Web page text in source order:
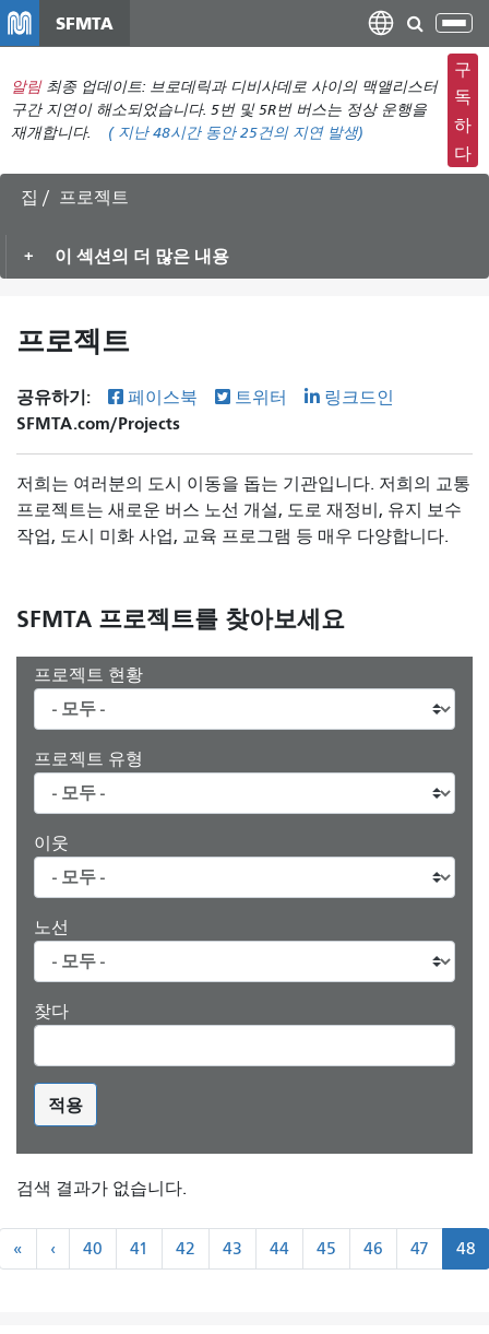
텐
츠
로
건
SFMTA
탐
색
메
뉴
전
환
알림 최종 업데이트: 브로데릭과 디비사데로 사이의 맥앨리스터
구간 지연이 해소되었습니다. 5번 및 5R번 버스는 정상 운행을
재개합니다.
( 지난 48시간 동안25건의 지연 발생)
구
독
하
다
집 프로젝트
이 섹션의 더 많은 내용
프로젝트
공유하기: 페이스북 트위터 링크드인
SFMTA.com/Projects
저희는 여러분의 도시 이동을 돕는 기관입니다. 저희의 교통
프로젝트는 새로운 버스 노선 개설, 도로 재정비, 유지 보수
작업, 도시 미화 사업, 교육 프로그램 등 매우 다양합니다.
SFMTA 프로젝트를 찾아보세요
프로젝트 현황
프로젝트 유형
이웃
노선
찾다
적용
검색 결과가 없습니다.
쪽
수
«
처
‹``
이
40 41 42 43 44 45 46 47 48